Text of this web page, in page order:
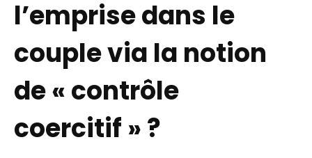
l’emprise dans le
couple via la notion
de « contrôle
coercitif » ?